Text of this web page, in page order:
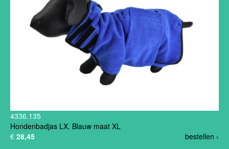
4336.135
Hondenbadjas LX. Blauw maat XL
bestellen ›
€ 28,45